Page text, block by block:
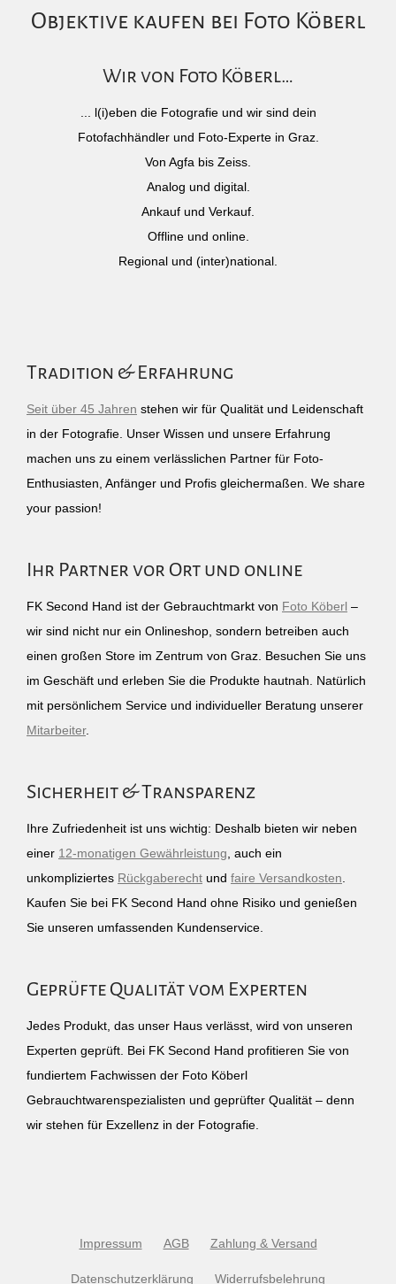
Objektive kaufen bei Foto Köberl
Wir von Foto Köberl…
... l(i)eben die Fotografie und wir sind dein
Fotofachhändler und Foto-Experte in Graz.
Von Agfa bis Zeiss.
Analog und digital.
Ankauf und Verkauf.
Offline und online.
Regional und (inter)national.
Tradition & Erfahrung
Seit über 45 Jahren stehen wir für Qualität und Leidenschaft
in der Fotografie. Unser Wissen und unsere Erfahrung
machen uns zu einem verlässlichen Partner für Foto-
Enthusiasten, Anfänger und Profis gleichermaßen. We share
your passion!
Ihr Partner vor Ort und online
FK Second Hand ist der Gebrauchtmarkt von Foto Köberl –
wir sind nicht nur ein Onlineshop, sondern betreiben auch
einen großen Store im Zentrum von Graz. Besuchen Sie uns
im Geschäft und erleben Sie die Produkte hautnah. Natürlich
mit persönlichem Service und individueller Beratung unserer
Mitarbeiter.
Sicherheit & Transparenz
Ihre Zufriedenheit ist uns wichtig: Deshalb bieten wir neben
einer 12-monatigen Gewährleistung , auch ein
unkompliziertes Rückgaberecht und faire Versandkosten
Kaufen Sie bei FK Second Hand ohne Risiko und genießen
Sie unseren umfassenden Kundenservice.
Geprüfte Qualität vom Experten
Jedes Produkt, das unser Haus verlässt, wird von unseren
Experten geprüft. Bei FK Second Hand profitieren Sie von
fundiertem Fachwissen der Foto Köberl
Gebrauchtwarenspezialisten und geprüfter Qualität – denn
wir stehen für Exzellenz in der Fotografie.
Impressum AGB Zahlung & Versand
Datenschutzerklärung Widerrufsbelehrung